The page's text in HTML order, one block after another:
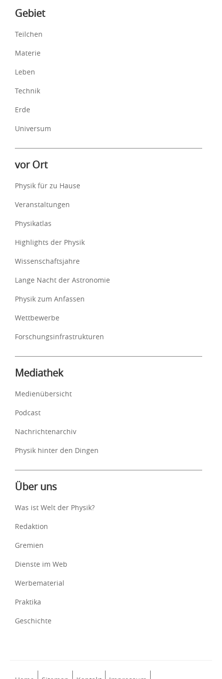
Inhalte
Gebiet
Teilchen
Materie
Leben
Technik
Erde
Universum
vor Ort
Physik für zu Hause
Veranstaltungen
Physikatlas
Highlights der Physik
Wissenschaftsjahre
Lange Nacht der Astronomie
Physik zum Anfassen
Wettbewerbe
Forschungsinfrastrukturen
Mediathek
Medienübersicht
Podcast
Nachrichtenarchiv
Physik hinter den Dingen
Über uns
Was ist Welt der Physik?
Redaktion
Gremien
Dienste im Web
Werbematerial
Praktika
Geschichte